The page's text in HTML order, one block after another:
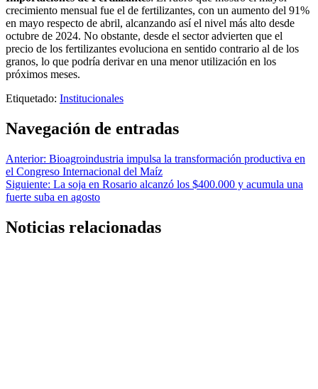
crecimiento mensual fue el de fertilizantes, con un aumento del 91%
en mayo respecto de abril, alcanzando así el nivel más alto desde
octubre de 2024. No obstante, desde el sector advierten que el
precio de los fertilizantes evoluciona en sentido contrario al de los
granos, lo que podría derivar en una menor utilización en los
próximos meses.
Etiquetado: Institucionales
Navegación de entradas
Anterior: Bioagroindustria impulsa la transformación productiva en
el Congreso Internacional del Maíz
Siguiente: La soja en Rosario alcanzó los $400.000 y acumula una
fuerte suba en agosto
Noticias relacionadas